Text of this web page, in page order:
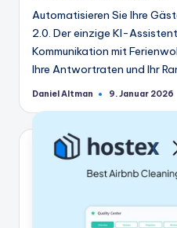
Automatisieren Sie Ihre
2.0. Der einzige KI-
Kommunikation mit
Ihre Antwortraten und Ihr
Geschrieben
Daniel Altman 9. Januar 2026